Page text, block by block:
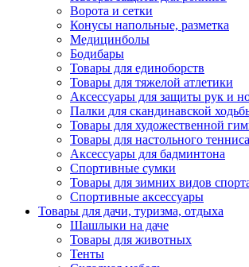
Ворота и сетки
Конусы напольные, разметка
Медицинболы
Бодибары
Товары для единоборств
Товары для тяжелой атлетики
Аксессуары для защиты рук и
Палки для скандинавской
Товары для художественной
Товары для настольного тенниса
Аксессуары для бадминтона
Спортивные сумки
Товары для зимних видов
Спортивные аксессуары
Товары для дачи, туризма, отдыха
Шашлыки на даче
Товары для животных
Тенты